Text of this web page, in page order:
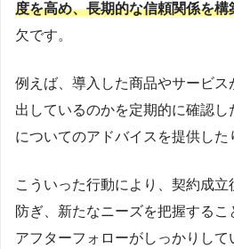
度を高め、長期的な信頼関係を構
欠です。
例えば、導入した商品やサービス
出しているのかを定期的に確認
についてのアドバイスを提供した
こういった行動により、契約成立
防ぎ、新たなニーズを把握するこ
アフターフォローがしっかりし